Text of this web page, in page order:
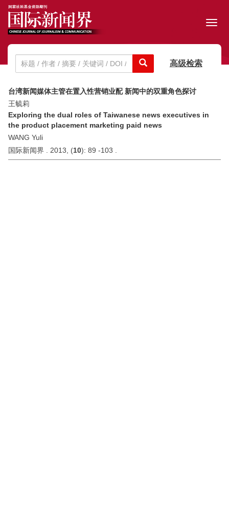
高级检索
台湾新闻媒体主管在置入性营销业配 新闻中的双重角色探讨
王毓莉
Exploring the dual roles of Taiwanese news executives in
the product placement marketing paid news
WANG Yuli
国际新闻界 . 2013, (10): 89 -103 .